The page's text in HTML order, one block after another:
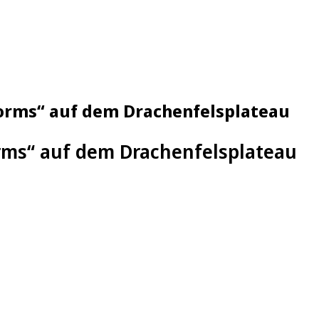
auf dem Drachenfelsplateau
auf dem Drachenfelsplateau